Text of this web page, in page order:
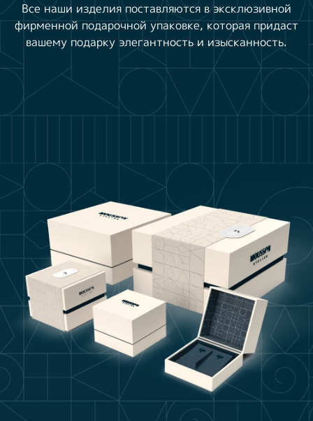
Все наши изделия поставляются в эксклюзивной
фирменной подарочной упаковке, которая придаст
вашему подарку элегантность и изысканность.